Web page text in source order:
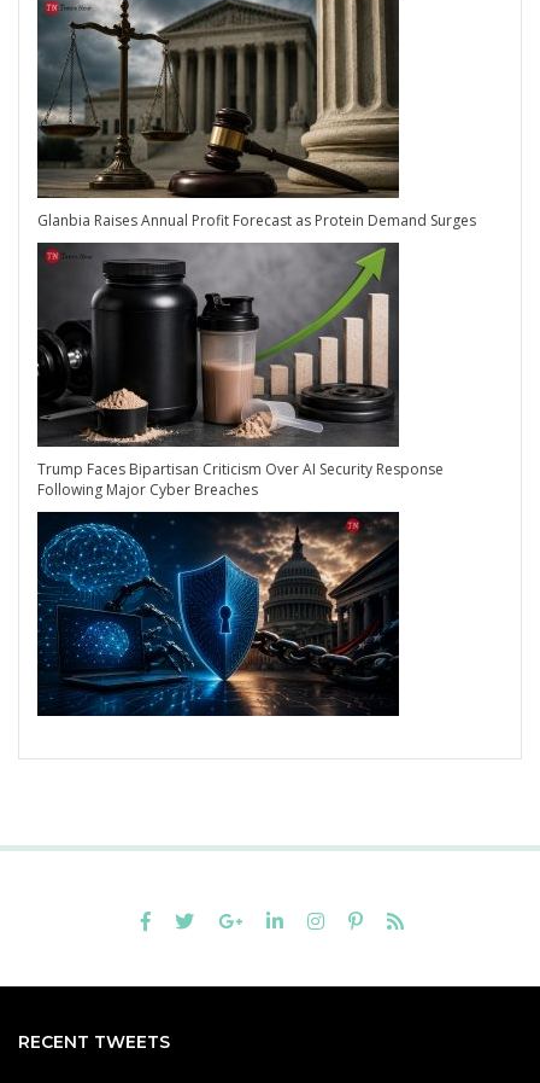
Glanbia Raises Annual Profit Forecast as Protein Demand Surges
Trump Faces Bipartisan Criticism Over AI Security Response
Following Major Cyber Breaches
RECENT TWEETS